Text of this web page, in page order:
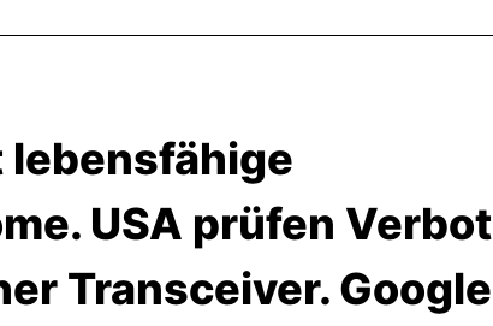
USA prüfen Verbot
Transceiver. Google